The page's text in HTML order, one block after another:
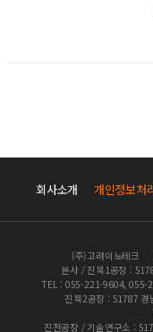
회사소개 개인정보처
(주)고려이노테크
본사 / 진북1공장 :
TEL : 055-221-9604, 055-
진북2공장 : 51787
진전공장 / 기술연구소 :